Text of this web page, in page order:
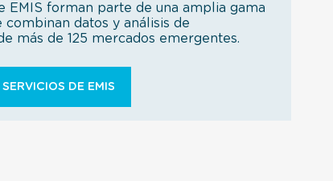
EMIS forman parte de una amplia gama
datos y análisis de
más de 125 mercados emergentes.
DE EMIS